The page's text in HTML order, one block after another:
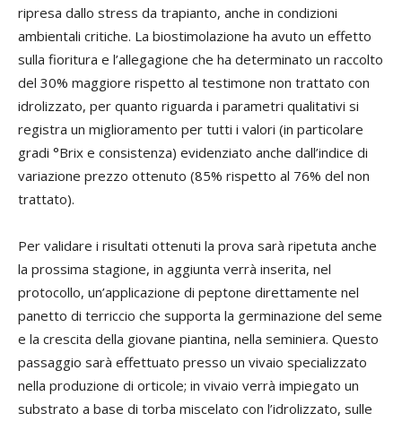
ripresa dallo stress da trapianto, anche in condizioni
ambientali critiche. La biostimolazione ha avuto un effetto
sulla fioritura e l’allegagione che ha determinato un raccolto
del 30% maggiore rispetto al testimone non trattato con
idrolizzato, per quanto riguarda i parametri qualitativi si
registra un miglioramento per tutti i valori (in particolare
gradi °Brix e consistenza) evidenziato anche dall’indice di
variazione prezzo ottenuto (85% rispetto al 76% del non
trattato).
Per validare i risultati ottenuti la prova sarà ripetuta anche
la prossima stagione, in aggiunta verrà inserita, nel
protocollo, un’applicazione di peptone direttamente nel
panetto di terriccio che supporta la germinazione del seme
e la crescita della giovane piantina, nella seminiera. Questo
passaggio sarà effettuato presso un vivaio specializzato
nella produzione di orticole; in vivaio verrà impiegato un
substrato a base di torba miscelato con l’idrolizzato, sulle